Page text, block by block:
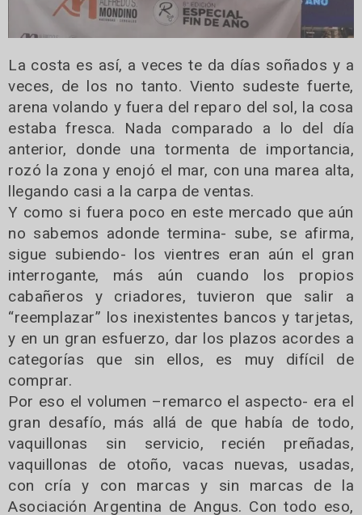
La costa es así, a veces te da días soñados y a
veces, de los no tanto. Viento sudeste fuerte,
arena volando y fuera del reparo del sol, la cosa
estaba fresca. Nada comparado a lo del día
anterior, donde una tormenta de importancia,
rozó la zona y enojó el mar, con una marea alta,
llegando casi a la carpa de ventas.
Y como si fuera poco en este mercado que aún
no sabemos adonde termina- sube, se afirma,
sigue subiendo- los vientres eran aún el gran
interrogante, más aún cuando los propios
cabañeros y criadores, tuvieron que salir a
“reemplazar” los inexistentes bancos y tarjetas,
y en un gran esfuerzo, dar los plazos acordes a
categorías que sin ellos, es muy difícil de
comprar.
Por eso el volumen –remarco el aspecto- era el
gran desafío, más allá de que había de todo,
vaquillonas sin servicio, recién preñadas,
vaquillonas de otoño, vacas nuevas, usadas,
con cría y con marcas y sin marcas de la
Asociación Argentina de Angus. Con todo eso,